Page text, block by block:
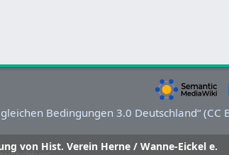
von Hist. Verein Herne / Wanne-Eickel e.
Bedingungen 3.0 Deutschland“ (CC